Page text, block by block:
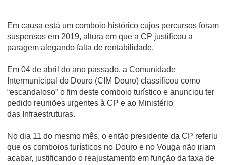
Em causa está um comboio histórico cujos percursos foram
suspensos em 2019, altura em que a CP justificou a
paragem alegando falta de rentabilidade.
Em 04 de abril do ano passado, a Comunidade
Intermunicipal do Douro (CIM Douro) classificou como
“escandaloso” o fim deste comboio turístico e anunciou ter
pedido reuniões urgentes à CP e ao Ministério
das Infraestruturas.
No dia 11 do mesmo mês, o então presidente da CP referiu
que os comboios turísticos no Douro e no Vouga não iriam
acabar, justificando o reajustamento em função da taxa de